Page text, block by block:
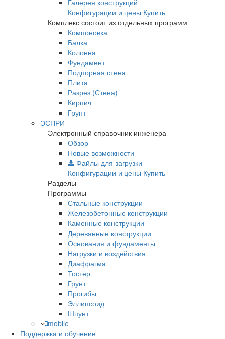
Конфигурации и цены Купить
Комплекс состоит из отдельных программ
Компоновка
Балка
Колонна
Фундамент
Подпорная стена
Плита
Разрез (Стена)
Кирпич
Грунт
ЭСПРИ
Электронный справочник инженера
Обзор
Новые возможности
Файлы для загрузки
Конфигурации и цены Купить
Разделы
Программы
Стальные конструкции
Железобетонные конструкции
Каменные конструкции
Деревянные конструкции
Основания и фундаменты
Нагрузки и воздействия
Диафрагма
Тостер
Грунт
Прогибы
Эллипсоид
Шпунт
mobile
Поддержка и обучение